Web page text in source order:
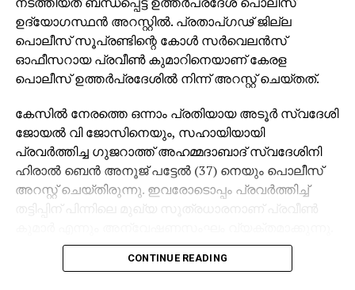
ഉദ്യോഗസ്ഥന്‍ അറസ്റ്റില്‍. പ്രതാപ്ഗഢ് ജില്ല
പൊലീസ് സൂപ്രണ്ടിന്റെ കോള്‍ സര്‍വെലന്‍സ്
ഓഫീസറായ പ്രവീണ്‍ കുമാറിനെയാണ് കേരള
പൊലീസ് ഉത്തര്‍പ്രദേശില്‍ നിന്ന് അറസ്റ്റ് ചെയ്തത്.
കേസില്‍ നേരത്തെ ഒന്നാം പ്രതിയായ അടൂര്‍ സ്വദേശി
ജോയല്‍ വി ജോസിനെയും, സഹായിയായി
പ്രവര്‍ത്തിച്ച ഗുജറാത്ത് അഹമ്മദാബാദ് സ്വദേശിനി
ഹിരാല്‍ ബെന്‍ അനൂജ് പട്ടേല്‍ (37) നെയും പൊലീസ്
അറസ്റ്റ് ചെയ്തിരുന്നു. ഇവരോടൊപ്പം പ്രവര്‍ത്തിച്ച്
തട്ടിപ്പിന് പിന്നിലെ മുഖ്യ സൂത്രധാരനാണ് പ്രവീണ്‍
കോള്‍ ടാപ്പിങ്ങും ലൈവ് ലൊക്കേഷന്‍ ട്രാക്കിംഗും
CONTINUE READING